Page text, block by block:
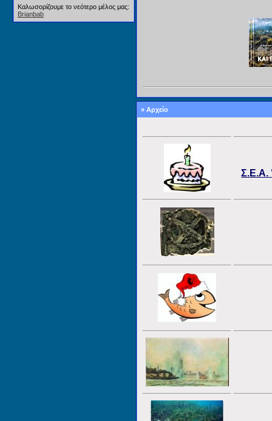
Καλωσορίζουμε το νεότερο μέλος μας:
Brianbab
» Αρχείο
Σ.Ε.Α.